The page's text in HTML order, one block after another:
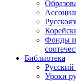
Фонды и
Библиотека
Русский
Уроки